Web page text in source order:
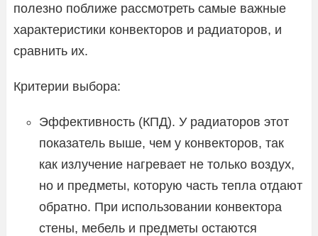
полезно поближе рассмотреть самые важные
характеристики конвекторов и радиаторов, и
сравнить их.
Критерии выбора:
Эффективность (КПД). У радиаторов этот
показатель выше, чем у конвекторов, так
как излучение нагревает не только воздух,
но и предметы, которую часть тепла отдают
обратно. При использовании конвектора
стены, мебель и предметы остаются